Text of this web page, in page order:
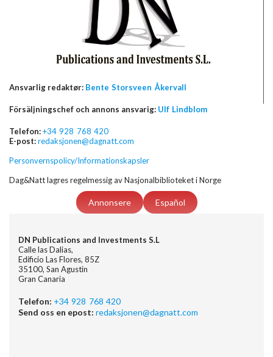
Ansvarlig redaktør: Bente Storsveen Åkervall
Försäljningschef och annons ansvarig: Ulf Lindblom
Telefon:+34 928 768 420
E-post:redaksjonen@dagnatt.com
Personvernspolicy/Informationskapsler
Dag&Natt lagres regelmessig av Nasjonalbiblioteket i Norge
Annonsere Español
DN Publications and Investments S.L
Calle las Dalias,
Edificio Las Flores, 85Z
35100, San Agustin
Gran Canaria
Telefon: +34 928 768 420
Send oss en epost: redaksjonen@dagnatt.com